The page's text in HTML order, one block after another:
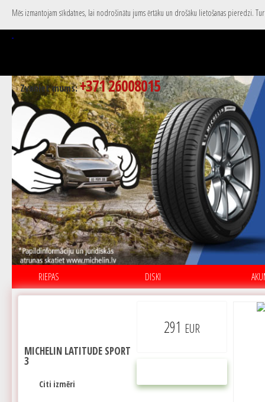
Mēs izmantojam sīkdatnes, lai nodrošinātu jums ērtāku un drošāku lietošanas pieredzi.
Zvaniet mums:+371 26008015
RIEPAS DISKI
291 EUR
MICHELIN LATITUDE SPORT
3
Citi izmēri